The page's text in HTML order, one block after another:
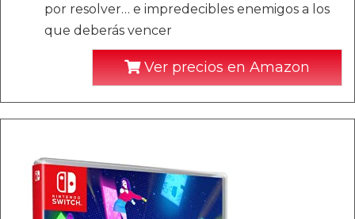
por resolver… e impredecibles enemigos a los
que deberás vencer
Ver precios en Amazon